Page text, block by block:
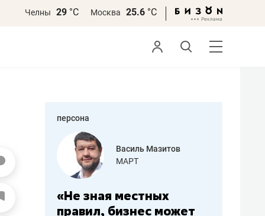
Челны 29 °С Москва 25.6 °С
персона
работа
Василь Мазитов
МАРТ
«Не зная местных
правил, бизнес может